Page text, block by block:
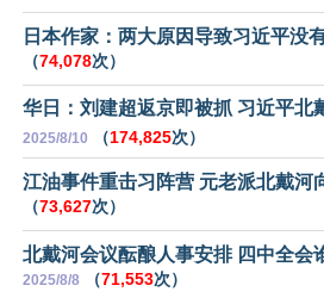
日本作家：两大原因导致习近平没
（74,078次）
华日：刘建超返京即被抓 习近平北
2025/8/10 （174,825次）
江油事件重击习阵营 元老派北戴河
（73,627次）
北戴河会议酝酿人事安排 四中全会
2025/8/8 （71,553次）